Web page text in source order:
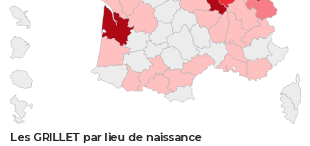
Les GRILLET par lieu de naissance